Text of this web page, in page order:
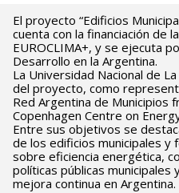
El proyecto “Edificios
cuenta con la financiación de
EUROCLIMA+, y se ejecuta
Desarrollo en la Argentina.
La Universidad Nacional de
del proyecto, como
Red Argentina de Municipios
Copenhagen Centre on
Entre sus objetivos se
de los edificios municipales y
sobre eficiencia energética,
políticas públicas municipales
mejora continua en Argentina.